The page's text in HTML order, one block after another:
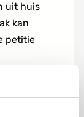
uit huis
kan
petitie
is niet
betere